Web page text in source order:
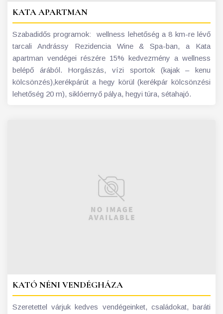
KATA APARTMAN
Szabadidős programok: wellness lehetőség a 8 km-re lévő
tarcali Andrássy Rezidencia Wine & Spa-ban, a Kata
apartman vendégei részére 15% kedvezmény a wellness
belépő árából. Horgászás, vízi sportok (kajak – kenu
kölcsönzés),kerékpárút a hegy körül (kerékpár kölcsönzési
lehetőség 20 m), siklóernyő pálya, hegyi túra, sétahajó.
KATÓ NÉNI VENDÉGHÁZA
Szeretettel várjuk kedves vendégeinket, családokat, baráti